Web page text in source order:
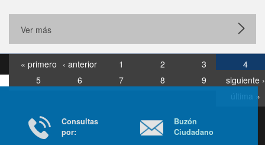
Ver más
« primero ‹ anterior 1 2 3
4
5
6 7 8 9
siguiente ›
última »
Consultas
por:
Buzón
Ciudadano